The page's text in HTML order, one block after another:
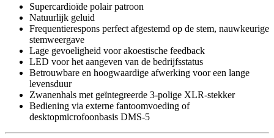
Supercardioïde polair patroon
Natuurlijk geluid
Frequentierespons perfect afgestemd op de stem, nauwkeurige
stemweergave
Lage gevoeligheid voor akoestische feedback
LED voor het aangeven van de bedrijfsstatus
Betrouwbare en hoogwaardige afwerking voor een lange
levensduur
Zwanenhals met geïntegreerde 3-polige XLR-stekker
Bediening via externe fantoomvoeding of
desktopmicrofoonbasis DMS-5